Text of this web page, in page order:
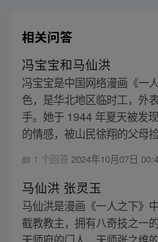
相关问答
冯宝宝和马仙洪
冯宝宝是中国网络漫画《一
色，是华北地区临时工，外
手。她于 1944 年夏天被发
的情感，被山民徐翔的父母
1 个回答 2024年10月07日
马仙洪 张灵玉
马仙洪是漫画《一人之下》
截教教主，拥有八奇技之一